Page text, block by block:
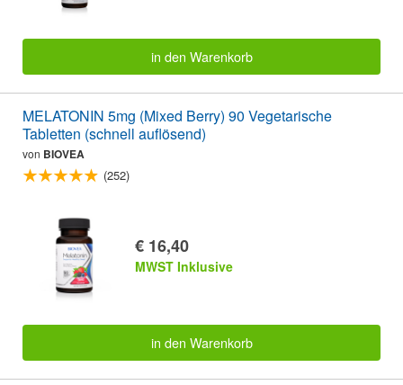
in den Warenkorb
MELATONIN 5mg (Mixed Berry) 90 Vegetarische
Tabletten (schnell auflösend)
von BIOVEA
(252)
€ 16,40
MWST Inklusive
in den Warenkorb